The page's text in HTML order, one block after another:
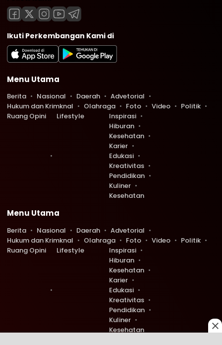
Ikuti Perkembangan Kami di
Menu Utama
Berita Nasional Daerah
Advetorial
Hukum dan Krimknal
Olahraga Foto Video
Politik
Ruang Opini
Lifestyle
Inspirasi
Hiburan
Kesehatan
Karier
Edukasi
Kreativitas
Pendidikan
Kuliner
Kesehatan
Menu Utama
Berita Nasional Daerah
Advetorial
Hukum dan Krimknal
Olahraga Foto Video
Politik
Ruang Opini
Lifestyle
Inspirasi
Hiburan
Kesehatan
Karier
Edukasi
Kreativitas
Pendidikan
Kuliner
Kesehatan